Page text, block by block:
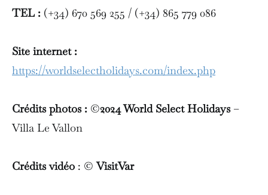
TEL : (+34) 670 569 255 / (+34) 865 779 086
Site internet :
https://worldselectholidays.com/index.php
Crédits photos : ©2024 World Select Holidays–
Villa Le Vallon
Crédits vidéo : ©VisitVar